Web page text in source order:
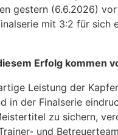
gestern (6.6.2026)
mit 3:2 für sich
Erfolg kommen
Leistung der
in der Finalserie
zu sichern,
und